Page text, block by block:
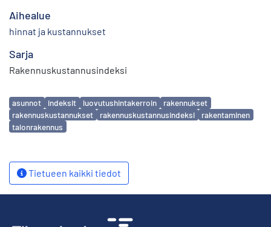
Aihealue
hinnat ja kustannukset
Sarja
Rakennuskustannusindeksi
Avainsanat
asunnot indeksit luovutushintakerroin
rakennukset
rakennuskustannukset
rakennuskustannusindeksi
rakentaminen
talonrakennus
Tietueen kaikki tiedot